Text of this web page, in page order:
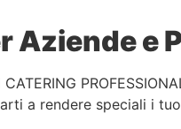
Aziende e
a rendere speciali i